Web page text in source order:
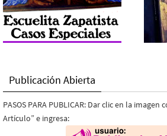
Publicación Abierta
PASOS PARA PUBLICAR: Dar clic en la
Artículo” e ingresa: